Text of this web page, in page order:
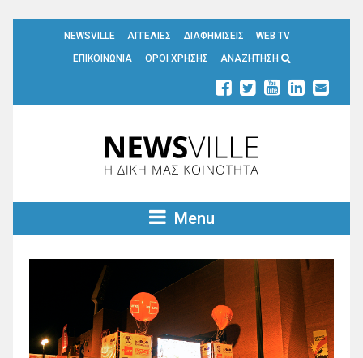
NEWSVILLE ΑΓΓΕΛΙΕΣ ΔΙΑΦΗΜΙΣΕΙΣ
WEB TV
ΕΠΙΚΟΙΝΩΝΙΑ
ΟΡΟΙ ΧΡΗΣΗΣ ΑΝΑΖΗΤΗΣΗ
Menu